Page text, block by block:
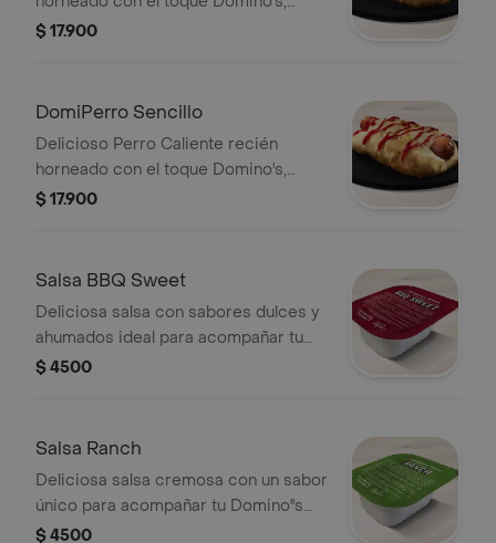
hecho con masa pan pizza y bordes
$ 17.900
DomiPerro Sencillo
Delicioso Perro Caliente recién
horneado con el toque Domino's,
hecho con masa pan pizza y bordes
$ 17.900
Salsa BBQ Sweet
Deliciosa salsa con sabores dulces y
ahumados ideal para acompañar tu
Domino's favorita.
$ 4500
Salsa Ranch
Deliciosa salsa cremosa con un sabor
único para acompañar tu Domino''s
favorita.
$ 4500